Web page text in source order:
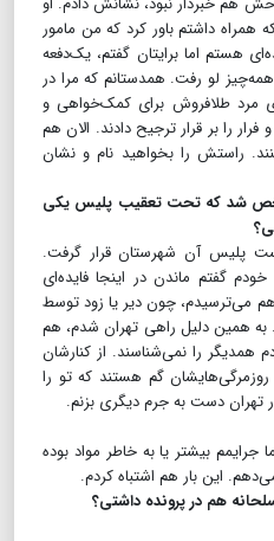
همراه داشتم باور کرد که من مامور
هستم اما برایتان گفتم، یک‌دفعه
لو رفت. همدستانم که مرا در
مرد طلافروش برای کمک‌خواهی و
را بر قرار ترجیح دادند. الان هم
راستش را بخواهید نام و نشان
شد که تحت تعقیب پلیس یکی
پلیس آن شهرستان قرار گرفت.
گفتم ماندن در اینجا فایده‌ای
می‌ترسیدم، چون دیر یا زود توسط
همین دلیل راهی تهران شدم، هم
را نمی‌شناسند. از کنارشان
گم هستند که تو را
تهران دست به جرم دیگری بزنم.
جرایمم بیشتر یا به خاطر مواد بوده
این بار هم اشتباه کردم.
هم در پرونده‌ داشتی؟